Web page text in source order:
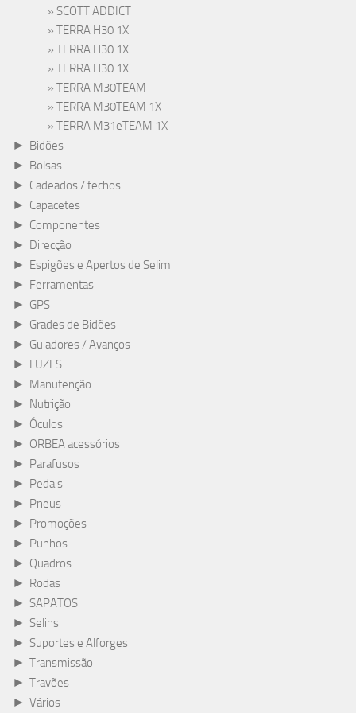
SCOTT ADDICT
TERRA H30 1X
TERRA H30 1X
TERRA H30 1X
TERRA M30TEAM
TERRA M30TEAM 1X
TERRA M31eTEAM 1X
► Bidões
► Bolsas
► Cadeados / fechos
► Capacetes
► Componentes
► Direcção
► Espigões e Apertos de Selim
► Ferramentas
► GPS
► Grades de Bidões
► Guiadores / Avanços
► LUZES
► Manutenção
► Nutrição
► Óculos
► ORBEA acessórios
► Parafusos
► Pedais
► Pneus
► Promoções
► Punhos
► Quadros
► Rodas
► SAPATOS
► Selins
► Suportes e Alforges
► Transmissão
► Travões
► Vários